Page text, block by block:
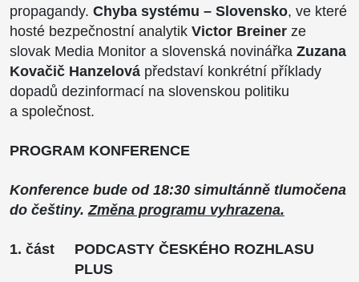
propagandy. Chyba systému – Slovensko, ve které
hosté bezpečnostní analytik Victor Breiner ze
slovak Media Monitor a slovenská novinářka Zuzana
Kovačič Hanzelová představí konkrétní příklady
dopadů dezinformací na slovenskou politiku
a společnost.
PROGRAM KONFERENCE
Konference bude od 18:30 simultánně tlumočena
do češtiny.Změna programu vyhrazena.
1. část
PODCASTY ČESKÉHO ROZHLASU
PLUS